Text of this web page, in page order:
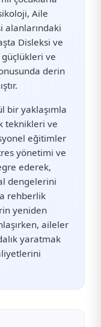
Aile
alanlarındaki
Disleksi ve
ve
derin
bir yaklaşımla
teknikleri ve
eğitimler
yönetimi ve
ederek,
dengelerini
rehberlik
yeniden
aileler
yaratmak